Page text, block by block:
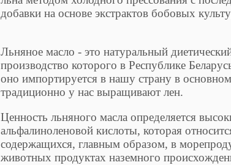
добавки на основе экстрактов бобовых
Льняное масло - это натуральный
производство которого в Республике
оно импортируется в нашу страну в
традиционно у нас выращивают лен.
Ценность льняного масла определяется
альфалиноленовой кислоты, которая
содержащихся, главным образом, в
животных продуктах наземного